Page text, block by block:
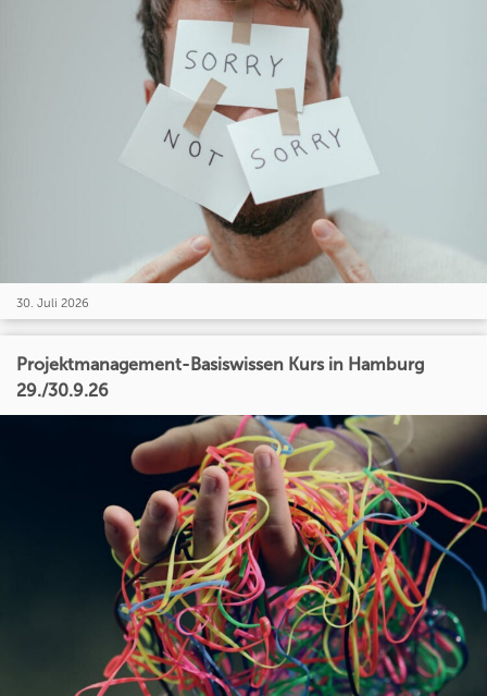
30. Juli 2026
Projektmanagement-Basiswissen Kurs in Hamburg
29./30.9.26